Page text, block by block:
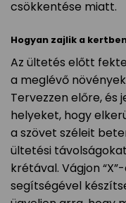
csökkentése miatt.
Hogyan zajlik a
Az ültetés előtt
a meglévő
Tervezzen előre, és
helyeket, hogy
a szövet széleit
ültetési
krétával. Vágjon
segítségével